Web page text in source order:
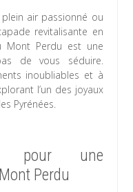
air passionné ou
revitalisante en
Mont Perdu est une
de vous séduire.
inoubliables et à
l’un des joyaux
Pyrénées.
pour une
Perdu